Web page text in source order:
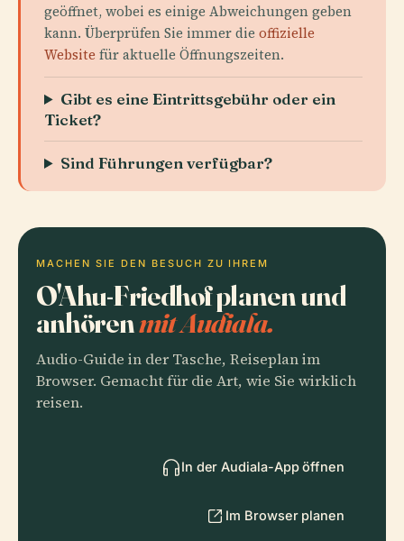
geöffnet, wobei es einige Abweichungen geben
kann. Überprüfen Sie immer die offizielle
Website für aktuelle Öffnungszeiten.
Gibt es eine Eintrittsgebühr oder ein
Ticket?
Sind Führungen verfügbar?
MACHEN SIE DEN BESUCH ZU IHREM
O'Ahu-Friedhof planen und
anhörenmit Audiala.
Audio-Guide in der Tasche, Reiseplan im
Browser. Gemacht für die Art, wie Sie wirklich
reisen.
In der Audiala-App öffnen
Im Browser planen